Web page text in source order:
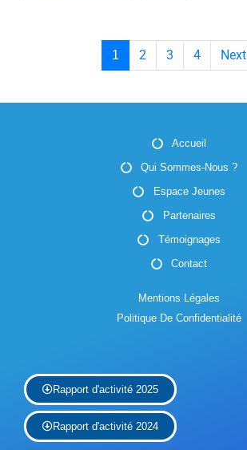
1 2 3 4 Next
Accueil
Qui Sommes-Nous ?
Espace Jeunes
Partenaires
Témoignages
Contact
Mentions Légales
Politique De Confidentialité
Rapport d'activité 2025
Rapport d'activité 2024